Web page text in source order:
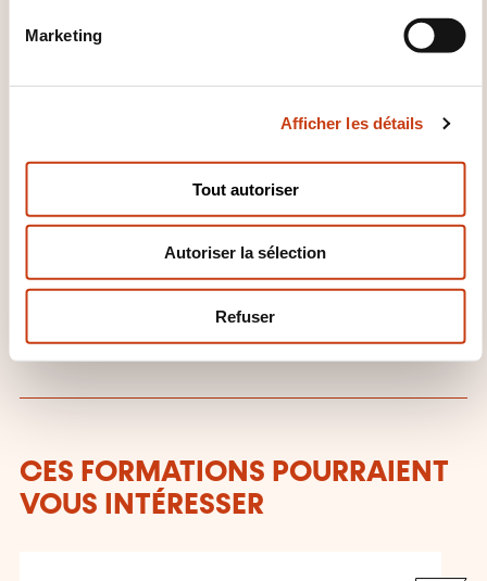
n
Marketing
Afficher les détails
Tout autoriser
Autoriser la sélection
Refuser
Comment contacter
l’organisme de formation
+352 49 06 09 1
formation: Key Job
CES FORMATIONS POURRAIENT
VOUS INTÉRESSER